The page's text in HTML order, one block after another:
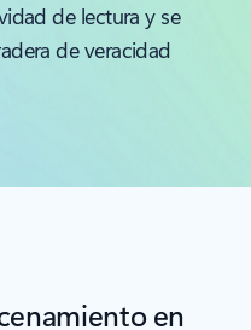
de lectura y se
de veracidad
en